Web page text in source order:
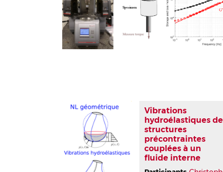
Vibrations
hydroélastiques de
structures
précontraintes
couplées à un
fluide interne